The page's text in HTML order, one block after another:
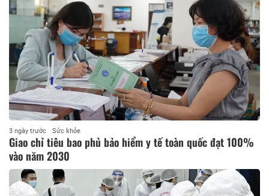
3 ngày trước Sức khỏe
Giao chỉ tiêu bao phủ bảo hiểm y tế toàn quốc đạt 100%
vào năm 2030